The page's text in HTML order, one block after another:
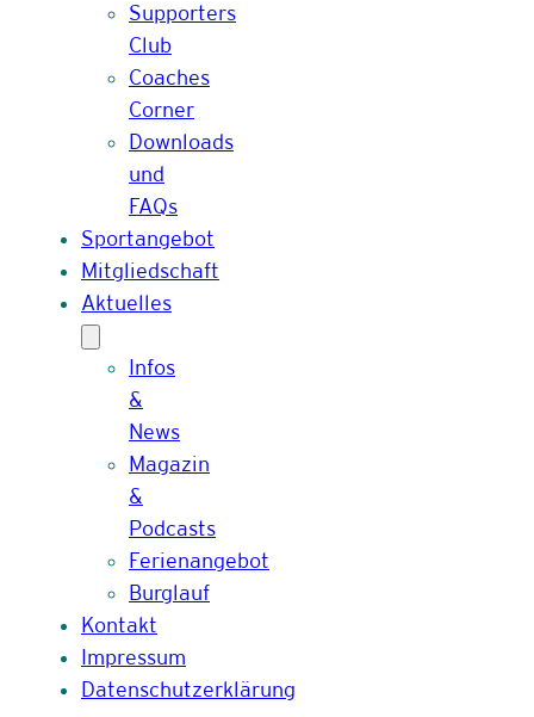
Supporters
Club
Coaches
Corner
Downloads
und
FAQs
Sportangebot
Mitgliedschaft
Aktuelles
Infos
&
News
Magazin
&
Podcasts
Ferienangebot
Burglauf
Kontakt
Impressum
Datenschutzerklärung